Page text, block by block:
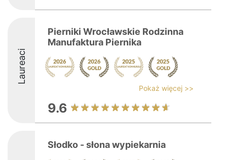
Laureaci
Pierniki Wrocławskie Rodzinna
Manufaktura Piernika
Pokaż więcej >>
9.6
Słodko - słona wypiekarnia